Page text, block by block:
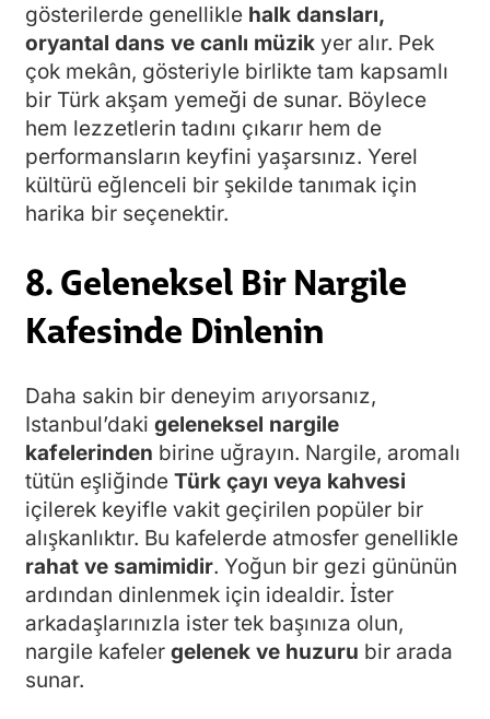
gösterilerde genellikle halk dansları,
oryantal dans ve canlı müzik yer alır. Pek
çok mekân, gösteriyle birlikte tam kapsamlı
bir Türk akşam yemeği de sunar. Böylece
hem lezzetlerin tadını çıkarır hem de
performansların keyfini yaşarsınız. Yerel
kültürü eğlenceli bir şekilde tanımak için
harika bir seçenektir.
8. Geleneksel Bir Nargile
Kafesinde Dinlenin
Daha sakin bir deneyim arıyorsanız,
Istanbul’daki geleneksel nargile
kafelerinden birine uğrayın. Nargile, aromalı
tütün eşliğinde Türk çayı veya kahvesi
içilerek keyifle vakit geçirilen popüler bir
alışkanlıktır. Bu kafelerde atmosfer genellikle
rahat ve samimidir. Yoğun bir gezi gününün
ardından dinlenmek için idealdir. İster
arkadaşlarınızla ister tek başınıza olun,
nargile kafeler gelenek ve huzuru bir arada
sunar.